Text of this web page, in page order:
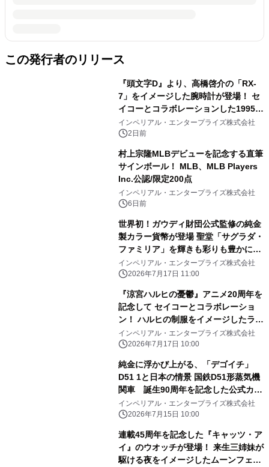
この発行者のリリース
『頭文字D』より、高橋啓介の「RX-
7」をイメージした腕時計が登場！ セ
イコーとコラボレーションした1995点
の限定モデル
インペリアル・エンタープライズ株式会社
2日前
村上宗隆MLBデビューを記念する直筆
サインボール！ MLB、MLB Players
Inc.公認/限定200点
インペリアル・エンタープライズ株式会社
6日前
世界初！ガウディ財団公式監修の純金
製カラー貨幣が登場 聖堂「サグラダ・
ファミリア」を輝きも彩りも豊かに表
現
インペリアル・エンタープライズ株式会社
2026年7月17日 11:00
『涼宮ハルヒの憂鬱』アニメ20周年を
記念して セイコーとコラボレーショ
ン！ ハルヒの制服をイメージしたライ
トブルーの腕時計が登場
インペリアル・エンタープライズ株式会社
2026年7月17日 10:00
純金に浮かび上がる、「デゴイチ」
D51 1と日本の情景 国鉄D51形蒸気機
関車 誕生90周年を記念した公式カラ
ー金貨が登場！
インペリアル・エンタープライズ株式会社
2026年7月15日 10:00
連載45周年を記念した『キャッツ・ア
イ』のウオッチが登場！ 来生三姉妹が
駆ける夜をイメージしたムーンフェイ